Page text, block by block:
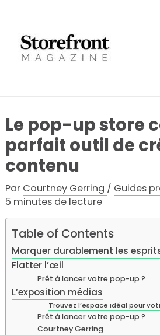
contenu
Le pop-up store
parfait outil de
contenu
Par Courtney Gerring / Guides
5 minutes de lecture
Table of Contents
Marquer durablement les
Flatter l’œil
Prêt à lancer votre pop-up ?
L’exposition médias
Trouvez l’espace idéal pour
Prêt à lancer votre pop-up ?
Courtney Gerring